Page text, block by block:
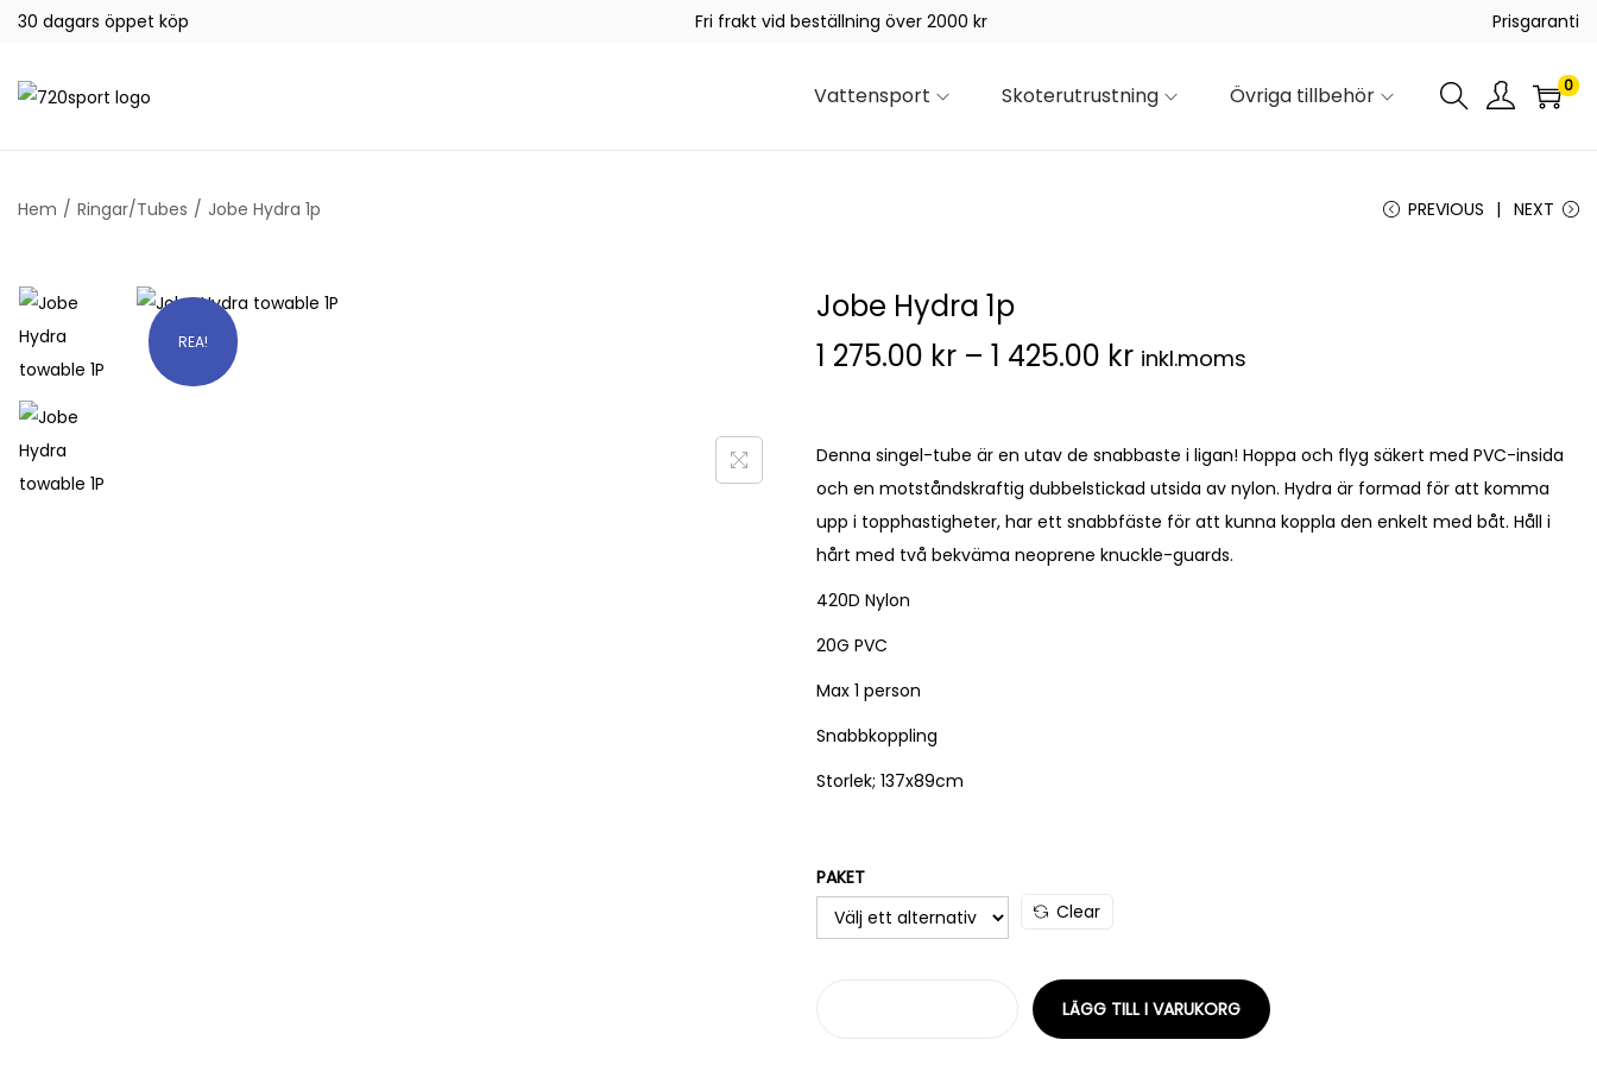
30 dagars öppet köp Fri frakt vid beställning över 2000 kr Prisgaranti
Vattensport Skoterutrustning Övriga tillbehör 0
Hem / Ringar/Tubes / Jobe Hydra 1p PREVIOUS NEXT
REA!
Jobe Hydra 1p
1 275.00 kr – 1 425.00 kr inkl.moms
Denna singel-tube är en utav de snabbaste i ligan! Hoppa och flyg säkert med PVC-insida
och en motståndskraftig dubbelstickad utsida av nylon. Hydra är formad för att komma
upp i topphastigheter, har ett snabbfäste för att kunna koppla den enkelt med båt. Håll i
hårt med två bekväma neoprene knuckle-guards.
420D Nylon
20G PVC
Max 1 person
Snabbkoppling
Storlek; 137x89cm
PAKET
Clear
LÄGG TILL I VARUKORG